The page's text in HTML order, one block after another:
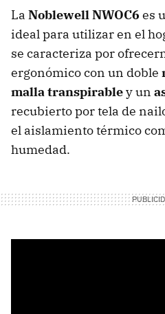
La Noblewell NWOC6 es
ideal para utilizar en el
se caracteriza por
ergonómico con un doble
malla transpirabley un
recubierto por tela de
el aislamiento térmico
humedad.